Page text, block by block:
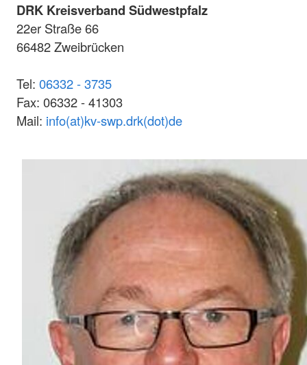
DRK Kreisverband Südwestpfalz
22er Straße 66
66482 Zweibrücken
Tel: 06332 - 3735
Fax: 06332 - 41303
Mail: info(at)kv-swp.drk(dot)de